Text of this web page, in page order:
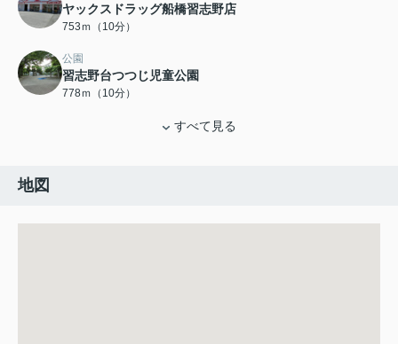
ヤックスドラッグ船橋習志野店
753ｍ（10分）
公園
習志野台つつじ児童公園
778ｍ（10分）
すべて見る
地図